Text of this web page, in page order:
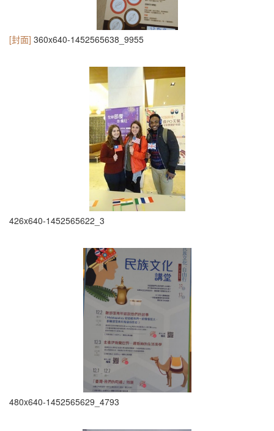
[封面] 360x640-1452565638_9955
426x640-1452565622_3
480x640-1452565629_4793